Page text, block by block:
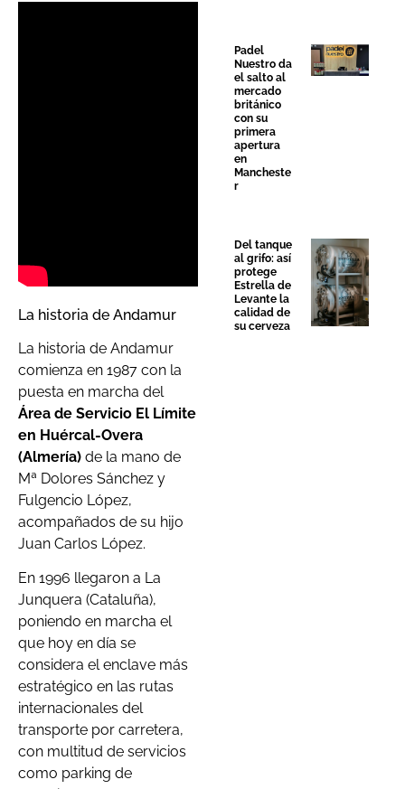
La historia de Andamur
La historia de Andamur
comienza en 1987 con la
puesta en marcha del
Área de Servicio El Límite
en Huércal-Overa
(Almería) de la mano de
Mª Dolores Sánchez y
Fulgencio López,
acompañados de su hijo
Juan Carlos López.
En 1996 llegaron a La
Junquera (Cataluña),
poniendo en marcha el
que hoy en día se
considera el enclave más
estratégico en las rutas
internacionales del
transporte por carretera,
con multitud de servicios
como parking de
Padel
Nuestro da
el salto al
mercado
británico
con su
primera
apertura
en
Mancheste
r
Del tanque
al grifo: así
protege
Estrella de
Levante la
calidad de
su cerveza